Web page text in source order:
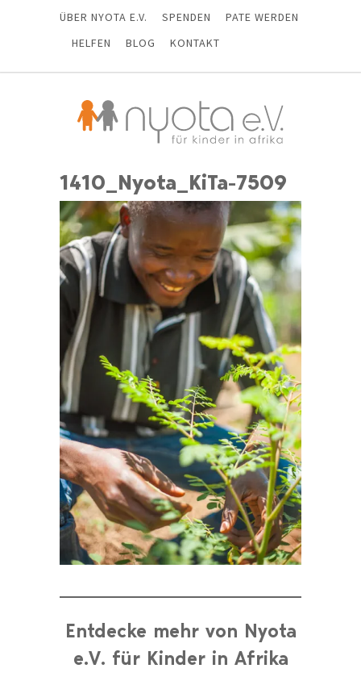
ÜBER NYOTA E.V. SPENDEN
PATE WERDEN
HELFEN
BLOG KONTAKT
1410_Nyota_KiTa-7509
Entdecke mehr von Nyota
e.V. für Kinder in Afrika